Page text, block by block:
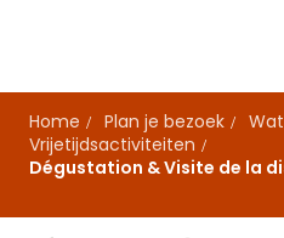
principal
Home
Plan je bezoek
Vrijetijdsactiviteiten
Dégustation & Visite de la